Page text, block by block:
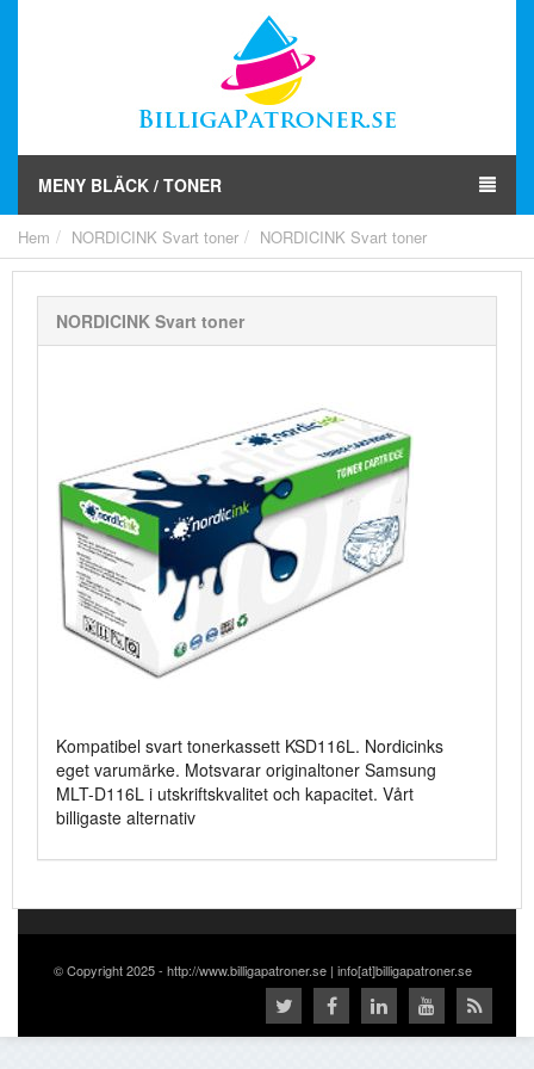
MENY BLÄCK / TONER
Hem NORDICINK Svart toner NORDICINK Svart toner
NORDICINK Svart toner
Kompatibel svart tonerkassett KSD116L. Nordicinks
eget varumärke. Motsvarar originaltoner Samsung
MLT-D116L i utskriftskvalitet och kapacitet. Vårt
billigaste alternativ
© Copyright 2025 - http://www.billigapatroner.se | info[at]billigapatroner.se